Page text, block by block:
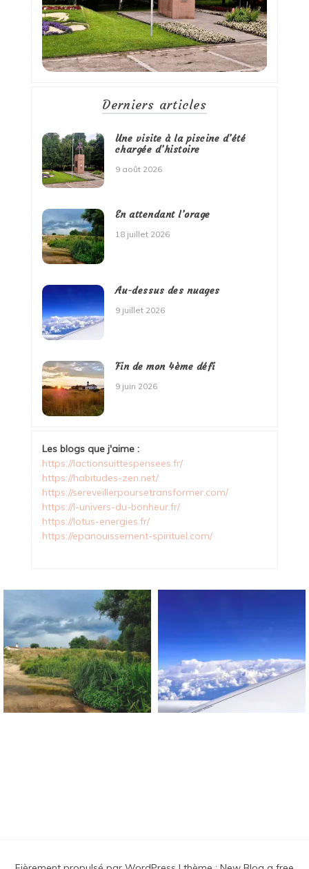
Derniers articles
Une visite à la piscine d’été
chargée d’histoire
9 août 2026
En attendant l’orage
18 juillet 2026
Au-dessus des nuages
9 juillet 2026
Fin de mon 4ème défi
9 juin 2026
Les blogs que j'aime :
https://lactionsuittespensees.fr/
https://habitudes-zen.net/
https://sereveillerpoursetransformer.com/
https://l-univers-du-bonheur.fr/
https://lotus-energies.fr/
https://epanouissement-spirituel.com/